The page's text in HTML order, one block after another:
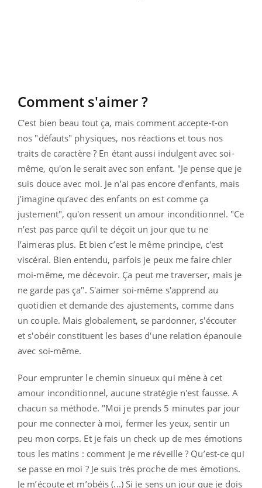
Comment s'aimer ?
C'est bien beau tout ça, mais comment accepte-t-on
nos "défauts" physiques, nos réactions et tous nos
traits de caractère ? En étant aussi indulgent avec soi-
même, qu'on le serait avec son enfant. "Je pense que je
suis douce avec moi. Je n’ai pas encore d’enfants, mais
j’imagine qu’avec des enfants on est comme ça
justement", qu'on ressent un amour inconditionnel. "Ce
n’est pas parce qu’il te déçoit un jour que tu ne
l’aimeras plus. Et bien c’est le même principe, c'est
viscéral. Bien entendu, parfois je peux me faire chier
moi-même, me décevoir. Ça peut me traverser, mais je
ne garde pas ça". S'aimer soi-même s'apprend au
quotidien et demande des ajustements, comme dans
un couple. Mais globalement, se pardonner, s'écouter
et s'obéir constituent les bases d'une relation épanouie
avec soi-même.
Pour emprunter le chemin sinueux qui mène à cet
amour inconditionnel, aucune stratégie n'est fausse. A
chacun sa méthode. "Moi je prends 5 minutes par jour
pour me connecter à moi, fermer les yeux, sentir un
peu mon corps. Et je fais un check up de mes émotions
tous les matins : comment je me réveille ? Qu’est-ce qui
se passe en moi ? Je suis très proche de mes émotions.
Je m’écoute et m’obéis (...) Si je sens un jour que je dois